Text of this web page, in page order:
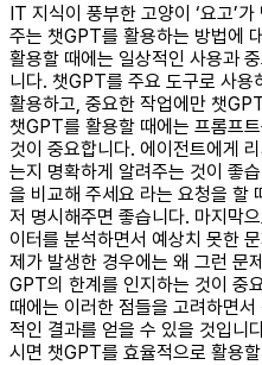
IT 지식이 풍부한 고양이 ‘요고’
주는 챗GPT를 활용하는 방법에
활용할 때에는 일상적인 사용과
니다. 챗GPT를 주요 도구로 사용
활용하고, 중요한 작업에만 챗
챗GPT를 활용할 때에는 프롬프
것이 중요합니다. 에이전트에게
는지 명확하게 알려주는 것이 좋
을 비교해 주세요 라는 요청을 할
저 명시해주면 좋습니다. 마지막
이터를 분석하면서 예상치 못한
제가 발생한 경우에는 왜 그런 문
GPT의 한계를 인지하는 것이 중
때에는 이러한 점들을 고려하면
적인 결과를 얻을 수 있을 것입니
시면 챗GPT를 효율적으로 활용